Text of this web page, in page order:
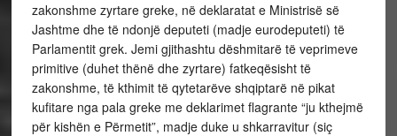
zakonshme zyrtare greke, në deklaratat e Ministrisë së
Jashtme dhe të ndonjë deputeti (madje eurodeputeti) të
Parlamentit grek. Jemi gjithashtu dëshmitarë të veprimeve
primitive (duhet thënë dhe zyrtare) fatkeqësisht të
zakonshme, të kthimit të qytetarëve shqiptarë në pikat
kufitare nga pala greke me deklarimet flagrante “ju kthejmë
për kishën e Përmetit”, madje duke u shkarravitur (siç